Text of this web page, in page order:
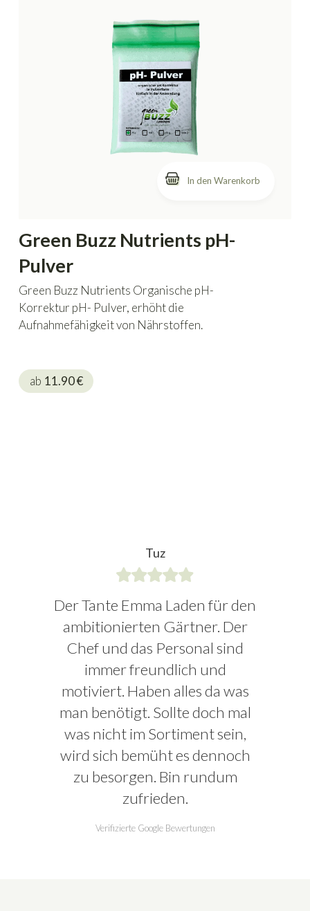
In den Warenkorb
Green Buzz Nutrients pH-
Pulver
Green Buzz Nutrients Organische pH-
Korrektur pH- Pulver, erhöht die
Aufnahmefähigkeit von Nährstoffen.
ab 11.90€
Tuz
Der Tante Emma Laden für den
ambitionierten Gärtner. Der
Chef und das Personal sind
immer freundlich und
motiviert. Haben alles da was
man benötigt. Sollte doch mal
was nicht im Sortiment sein,
wird sich bemüht es dennoch
zu besorgen. Bin rundum
zufrieden.
Verifizierte Google Bewertungen